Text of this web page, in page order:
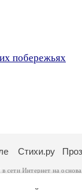
побережьях
Стихи.ру
в сети Интернет на
согласия его автора, к
законодательства